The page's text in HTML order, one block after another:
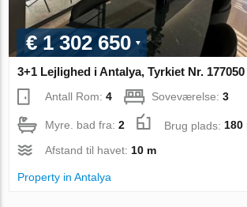
€ 1 302 650
3+1 Lejlighed i Antalya, Tyrkiet Nr. 177050
Antall Rom:4 Soveværelse:3
Myre. bad fra:2 Brug plads:180
Afstand til havet:10 m
Property in Antalya